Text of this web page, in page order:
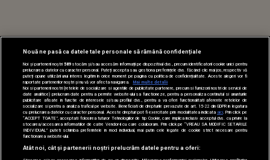
Nouă ne pasă ca datele tale personale să rămână confidențiale
Noi și partenerii noștri589stocăm și/sau accesăm informații pe dispozitivul dvs., precum identificatorii cookie unici pentru
prelucrarea datelor cu caracter personal. Puteți accepta sau gestiona preferințele dvs. făcând clic mai jos, respectiv vă
puteți opune utilizării unui interes legitim în orice moment pe pagina cu politica de confidențialitate. Aceste alegeri vor fi
raportate partenerilor noștri și nu vă vor afecta navigarea.
Mai multe detalii
Noi si partenerii nostri (retelele de socializare si agentiile de publicitate partenere, precum si furnizorii nostri de servicii de
date analitice) prelucram date pentru a permite website-ului sa functioneze, pentru a personaliza continutul si anunturile
publicitare afisate in functie de interesele si/sau profilul dvs., pentru a va oferi functionalitati aferente retelelor de
socializare si pentru a analiza traficul pe website. Beneficiati de drepturile prevazute de art. 15-22 din GDPR in legatura
cu prelucrarea datelor cu caracter personal. Aceste drepturi pot fi exercitate prin modalitatea indicataaici . Prin click pe
“ACCEPT TOATE”, acceptati folosirea tuturor Tehnologiilor de tip Cookie, care implica inclusiv acceptul dvs. cu privire la
stocarea/accesarea informatiilor de catre Vendor-ii cu care colaboram. Prin click pe “VREAU SA MODIFIC SETARILE
INDIVIDUAL” puteti schimba preferintele in mod individual, mai putin cele legate de cookie strict necesare pentru
functionarea website-ului.
Atât noi, cât și partenerii noștri prelucrăm datele pentru a oferi: